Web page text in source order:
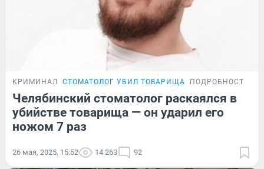
КРИМИНАЛ СТОМАТОЛОГ УБИЛ ТОВАРИЩА ПОДРОБНОСТИ
Челябинский стоматолог раскаялся в
убийстве товарища — он ударил его
ножом 7 раз
26 мая, 2025, 15:52 14 263 92